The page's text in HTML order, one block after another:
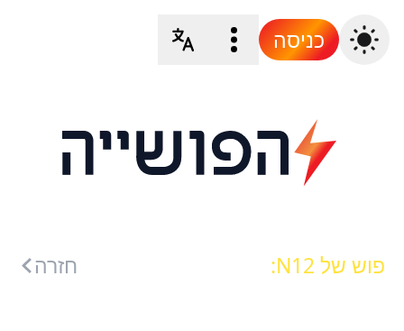
כניסה
פוש של N12: חזרה